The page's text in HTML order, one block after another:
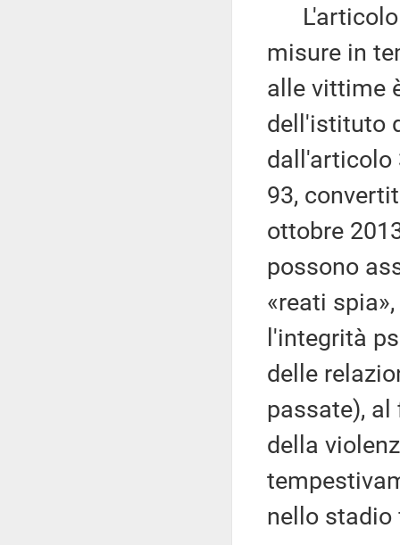
L'articolo
misure in
alle vittime
dell'istituto
dall'articolo
93,
ottobre
possono
«reati
l'integrità
delle
passate),
della
nello stadio